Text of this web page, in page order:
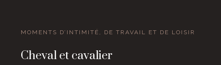
MOMENTS D’INTIMITÉ, DE TRAVAIL ET DE LOISIR
Cheval et cavalier